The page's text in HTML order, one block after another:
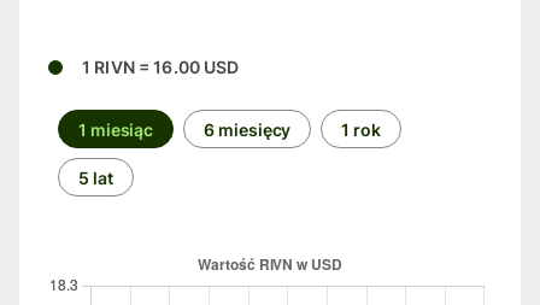
1 RIVN = 16.00 USD
1 miesiąc 6 miesięcy 1 rok
5 lat